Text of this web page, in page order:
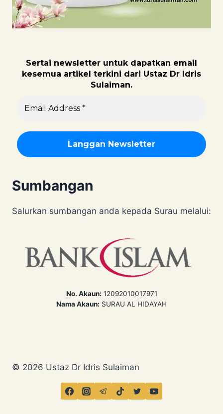
Sertai newsletter untuk dapatkan email
kesemua artikel terkini dari Ustaz Dr Idris
Sulaiman.
Sumbangan
Salurkan sumbangan anda kepada Surau melalui:
No. Akaun: 12092010017971
Nama Akaun: SURAU AL HIDAYAH
© 2026 Ustaz Dr Idris Sulaiman